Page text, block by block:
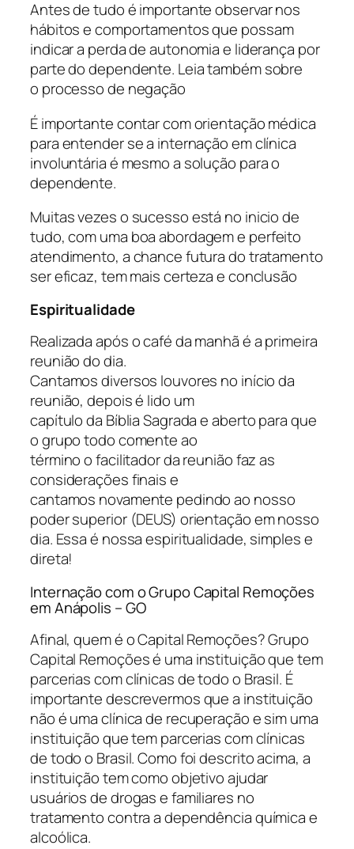
Antes de tudo é importante observar nos
hábitos e comportamentos que possam
indicar a perda de autonomia e liderança por
parte do dependente. Leia também sobre
o processo de negação
É importante contar com orientação médica
para entender se a internação em clínica
involuntária é mesmo a solução para o
dependente.
Muitas vezes o sucesso está no inicio de
tudo, com uma boa abordagem e perfeito
atendimento, a chance futura do tratamento
ser eficaz, tem mais certeza e conclusão
Espiritualidade
Realizada após o café da manhã é a primeira
reunião do dia.
Cantamos diversos louvores no início da
reunião, depois é lido um
capítulo da Bíblia Sagrada e aberto para que
o grupo todo comente ao
término o facilitador da reunião faz as
considerações finais e
cantamos novamente pedindo ao nosso
poder superior (DEUS) orientação em nosso
dia. Essa é nossa espiritualidade, simples e
direta!
Internação com o Grupo Capital Remoções
em Anápolis – GO
Afinal, quem é o Capital Remoções? Grupo
Capital Remoções é uma instituição que tem
parcerias com clínicas de todo o Brasil. É
importante descrevermos que a instituição
não é uma clínica de recuperação e sim uma
instituição que tem parcerias com clínicas
de todo o Brasil. Como foi descrito acima, a
instituição tem como objetivo ajudar
usuários de drogas e familiares no
tratamento contra a dependência química e
alcoólica.